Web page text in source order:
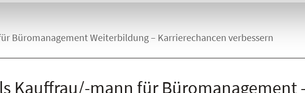
Büromanagement Weiterbildung – Karrierechancen verbessern
Kauffrau/-mann für Büromanagement